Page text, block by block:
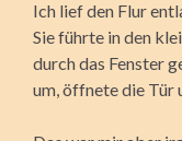
Ich lief den Flur
Sie führte in den
durch das Fenster
um, öffnete die Tür